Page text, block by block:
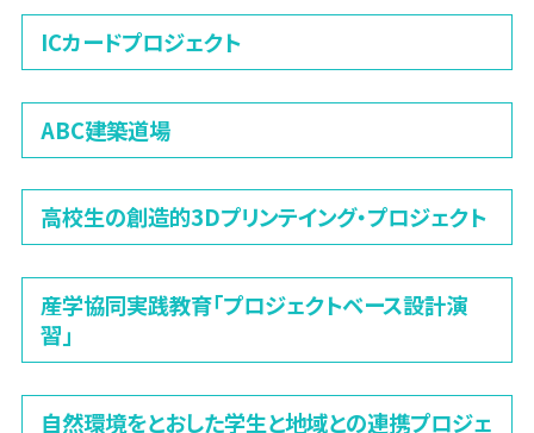
ICカードプロジェクト
ABC建築道場
高校生の創造的3Dプリンテイング・プロジェクト
産学協同実践教育「プロジェクトベース設計演
習」
自然環境をとおした学生と地域との連携プロジェ